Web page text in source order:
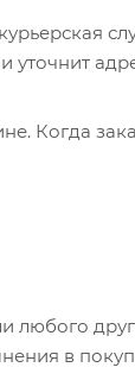
уточнит
Когда
адрес
не
любого
в